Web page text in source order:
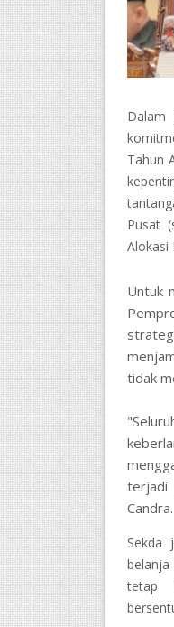
Dalam
Tahun
Pusat
Alokasi
​Untuk
tidak
terjadi
Candra.
​Sekda
tetap